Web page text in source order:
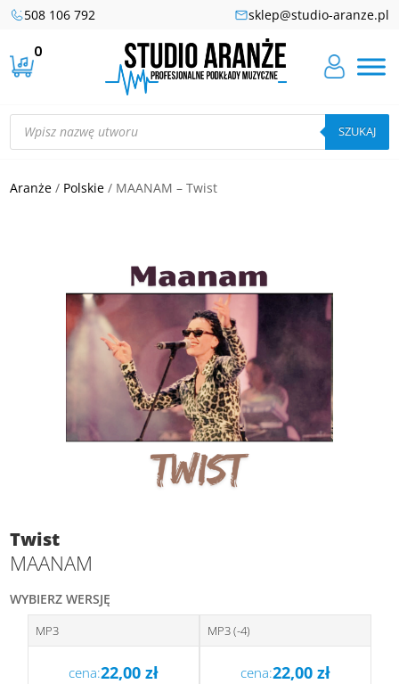
508 106 792 sklep@studio-aranze.pl
0
Wyszukiwarka
produktów SZUKAJ
Aranże / Polskie / MAANAM – Twist
Twist
MAANAM
WYBIERZ WERSJĘ
MP3
cena:22,00zł
MP3 (-4)
cena:22,00 zł